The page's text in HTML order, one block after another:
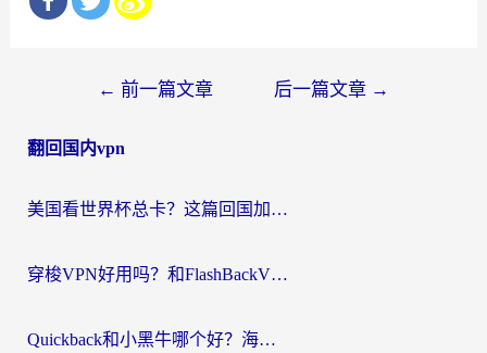
导
← 前一篇文章 后一篇文章 →
翻回国内vpn
美国看世界杯总卡？这篇回国加速器指南帮你无缝刷国内资源（附苹果手机VPN设置步骤）
穿梭VPN好用吗？和FlashBackVPN对比哪个回国效果更好？
Quickback和小黑牛哪个好？海外党亲测指南，选对回国加速器秒回国内